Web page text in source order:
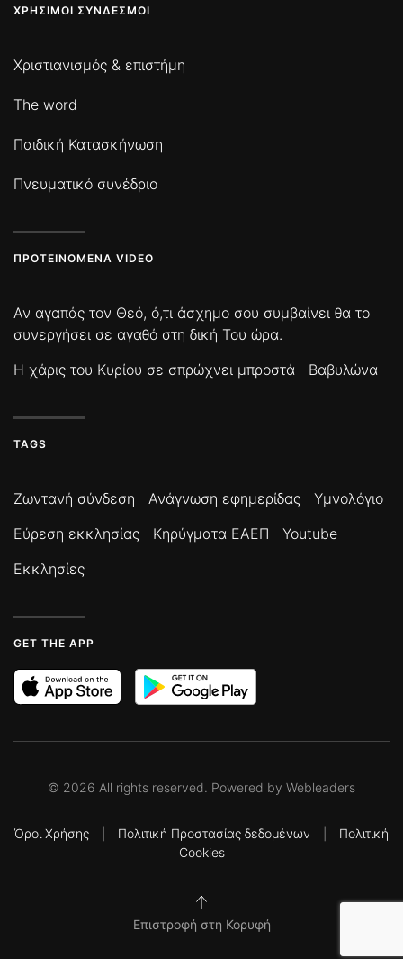
ΧΡΉΣΙΜΟΙ ΣΎΝΔΕΣΜΟΙ
Χριστιανισμός & επιστήμη
The word
Παιδική Κατασκήνωση
Πνευματικό συνέδριο
ΠΡΟΤΕΙΝΌΜΕΝΑ VIDEO
Αν αγαπάς τον Θεό, ό,τι άσχημο σου συμβαίνει θα το
συνεργήσει σε αγαθό στη δική Του ώρα.
Η χάρις του Κυρίου σε σπρώχνει μπροστά
Βαβυλώνα
TAGS
Ζωντανή σύνδεση Ανάγνωση εφημερίδας
Υμνολόγιο
Εύρεση εκκλησίας
Κηρύγματα ΕΑΕΠ
Youtube
Εκκλησίες
GET THE APP
© 2026 All rights reserved. Powered by Webleaders
Όροι Χρήσης Πολιτική Προστασίας δεδομένων
Πολιτική
Cookies
Επιστροφή στη Κορυφή